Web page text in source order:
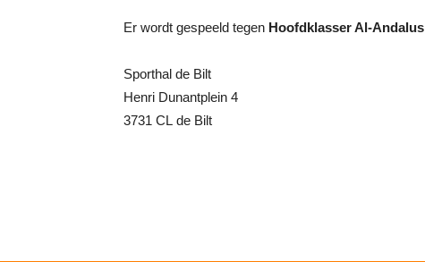
Er wordt gespeeld tegen Hoofdklasser Al-Andalus
Sporthal de Bilt
Henri Dunantplein 4
3731 CL de Bilt